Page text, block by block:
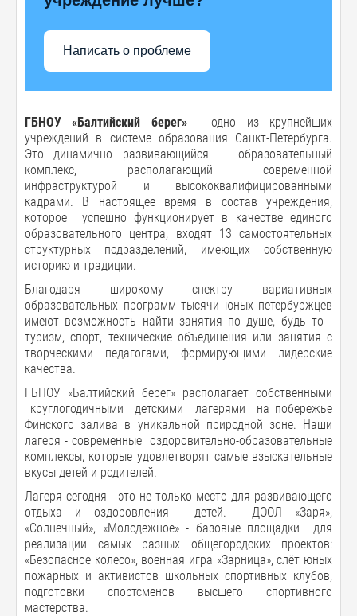
Написать о проблеме
ГБНОУ «Балтийский берег»- одно из крупнейших
учреждений в системе образования Санкт-Петербурга.
Это динамично развивающийся образовательный
комплекс, располагающий современной
инфраструктурой и высококвалифицированными
кадрами. В настоящее время в состав учреждения,
которое успешно функционирует в качестве единого
образовательного центра, входят 13 самостоятельных
структурных подразделений, имеющих собственную
историю и традиции.
Благодаря широкому спектру вариативных
образовательных программ тысячи юных петербуржцев
имеют возможность найти занятия по душе, будь то -
туризм, спорт, технические объединения или занятия с
творческими педагогами, формирующими лидерские
качества.
ГБНОУ «Балтийский берег» располагает собственными
круглогодичными детскими лагерями на побережье
Финского залива в уникальной природной зоне. Наши
лагеря - современные оздоровительно-образовательные
комплексы, которые удовлетворят самые взыскательные
вкусы детей и родителей.
Лагеря сегодня - это не только место для развивающего
отдыха и оздоровления детей. ДООЛ «Заря»,
«Солнечный», «Молодежное» - базовые площадки для
реализации самых разных общегородских проектов:
«Безопасное колесо», военная игра «Зарница», слёт юных
пожарных и активистов школьных спортивных клубов,
подготовки спортсменов высшего спортивного
мастерства.